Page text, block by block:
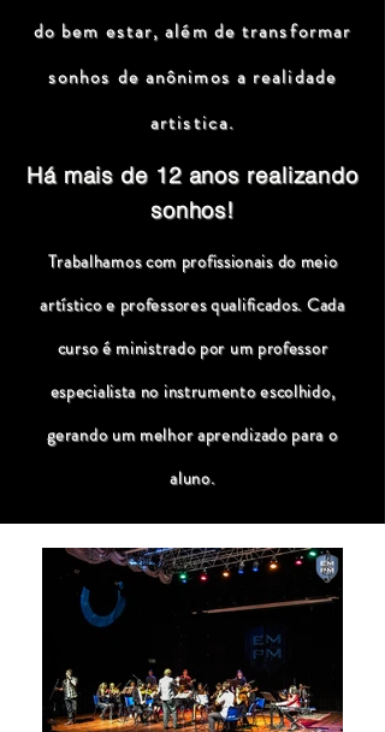
do bem estar, além de transformar
sonhos de anônimos a realidade
artistica.
Há mais de 12 anos realizando
sonhos!
Trabalhamos com profissionais do meio
artístico e professores qualificados. Cada
curso é ministrado por um professor
especialista no instrumento escolhido,
gerando um melhor aprendizado para o
aluno.